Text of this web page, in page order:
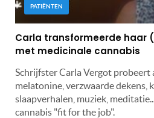
PATIËNTEN
Carla transformeerde haar
met medicinale cannabis
Schrijfster Carla Vergot probeert
melatonine, verzwaarde dekens,
slaapverhalen, muziek,
cannabis "fit for the job".